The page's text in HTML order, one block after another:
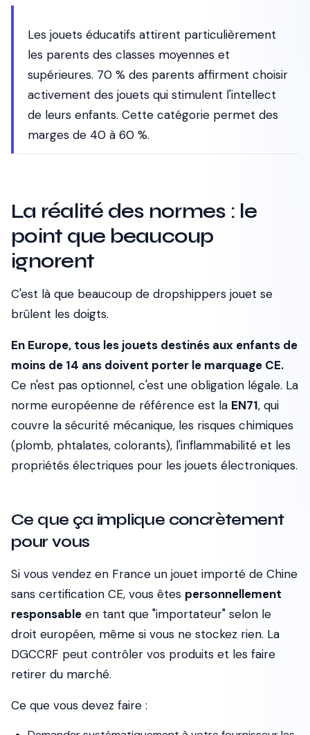
Les jouets éducatifs attirent particulièrement
les parents des classes moyennes et
supérieures. 70 % des parents affirment choisir
activement des jouets qui stimulent l'intellect
de leurs enfants. Cette catégorie permet des
marges de 40 à 60 %.
La réalité des normes : le
point que beaucoup
ignorent
C'est là que beaucoup de dropshippers jouet se
brûlent les doigts.
En Europe, tous les jouets destinés aux enfants de
moins de 14 ans doivent porter le marquage CE.
Ce n'est pas optionnel, c'est une obligation légale. La
norme européenne de référence est la EN71, qui
couvre la sécurité mécanique, les risques chimiques
(plomb, phtalates, colorants), l'inflammabilité et les
propriétés électriques pour les jouets électroniques.
Ce que ça implique concrètement
pour vous
Si vous vendez en France un jouet importé de Chine
sans certification CE, vous êtes personnellement
responsable en tant que "importateur" selon le
droit européen, même si vous ne stockez rien. La
DGCCRF peut contrôler vos produits et les faire
retirer du marché.
Ce que vous devez faire :